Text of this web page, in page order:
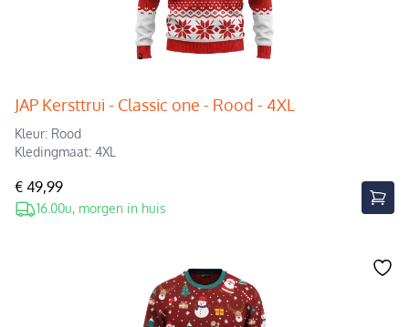
JAP Kersttrui - Classic one - Rood - 4XL
Kleur: Rood
Kledingmaat: 4XL
€ 49,99
16.00u, morgen in huis